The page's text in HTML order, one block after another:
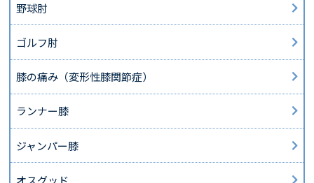
野球肘
ゴルフ肘
膝の痛み（変形性膝関節症）
ランナー膝
ジャンパー膝
オスグッド